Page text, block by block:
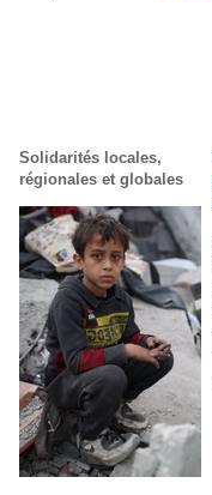
Solidarités locales,
régionales et globales